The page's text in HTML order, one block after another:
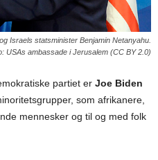
Israels statsminister Benjamin Netanyahu.
USAs ambassade i Jerusalem (CC BY 2.0)
partiet er Joe Biden
som afrikanere,
mennesker og til og med folk